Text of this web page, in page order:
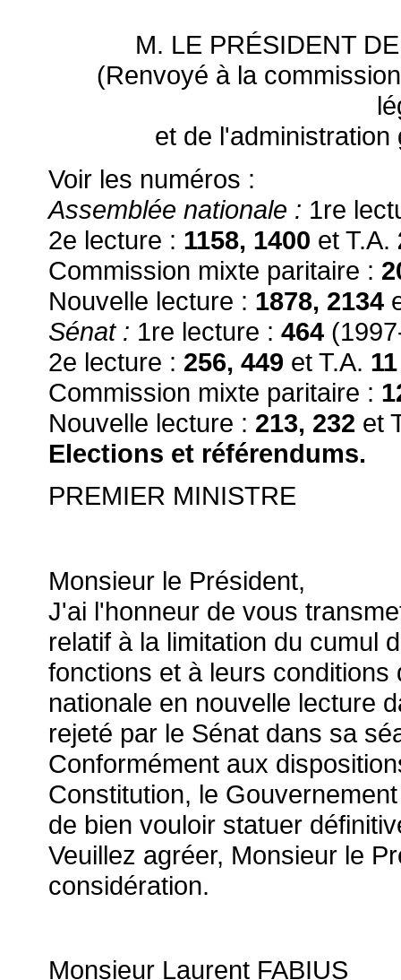
M. LE PRÉSIDENT
(Renvoyé à la
et de
Voir les numéros :
Assemblée nationale : 1re
2e lecture : 1158, 1400 et T.A.
Commission mixte paritaire :
Nouvelle lecture : 1878, 2134
Sénat : 1re lecture : 464
2e lecture : 256, 449 et T.A.
Commission mixte paritaire :
Nouvelle lecture : 213, 232 et
Elections et référendums.
PREMIER MINISTRE
Monsieur le Président,
J'ai l'honneur de vous
relatif à la limitation du cumul
fonctions et à leurs
nationale en nouvelle lecture
rejeté par le Sénat dans sa
Conformément aux
Constitution, le
de bien vouloir statuer
Veuillez agréer, Monsieur le
considération.
Monsieur Laurent FABIUS